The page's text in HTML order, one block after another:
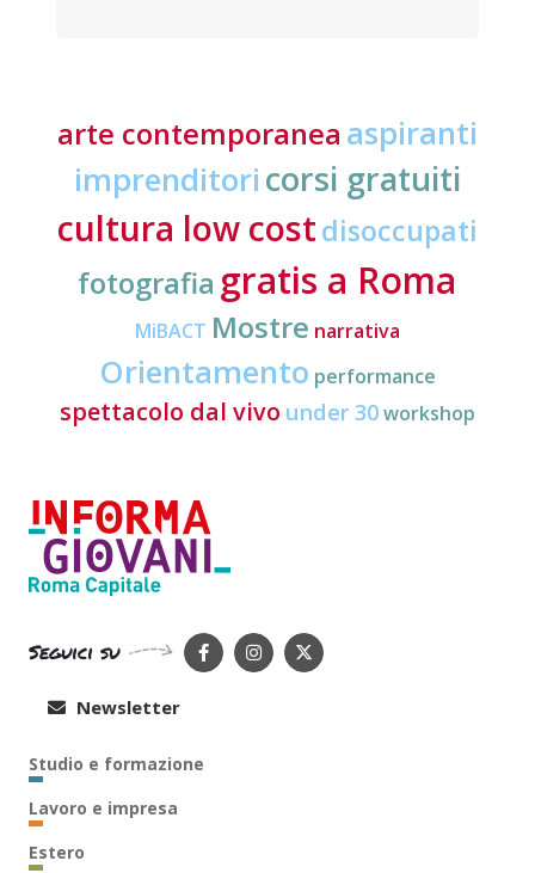
arte contemporanea aspiranti
imprenditori corsi gratuiti
cultura low costdisoccupati
fotografia gratis a Roma
MiBACT Mostre narrativa
Orientamento performance
spettacolo dal vivo under 30workshop
Seguici su
Newsletter
Studio e formazione
Lavoro e impresa
Estero